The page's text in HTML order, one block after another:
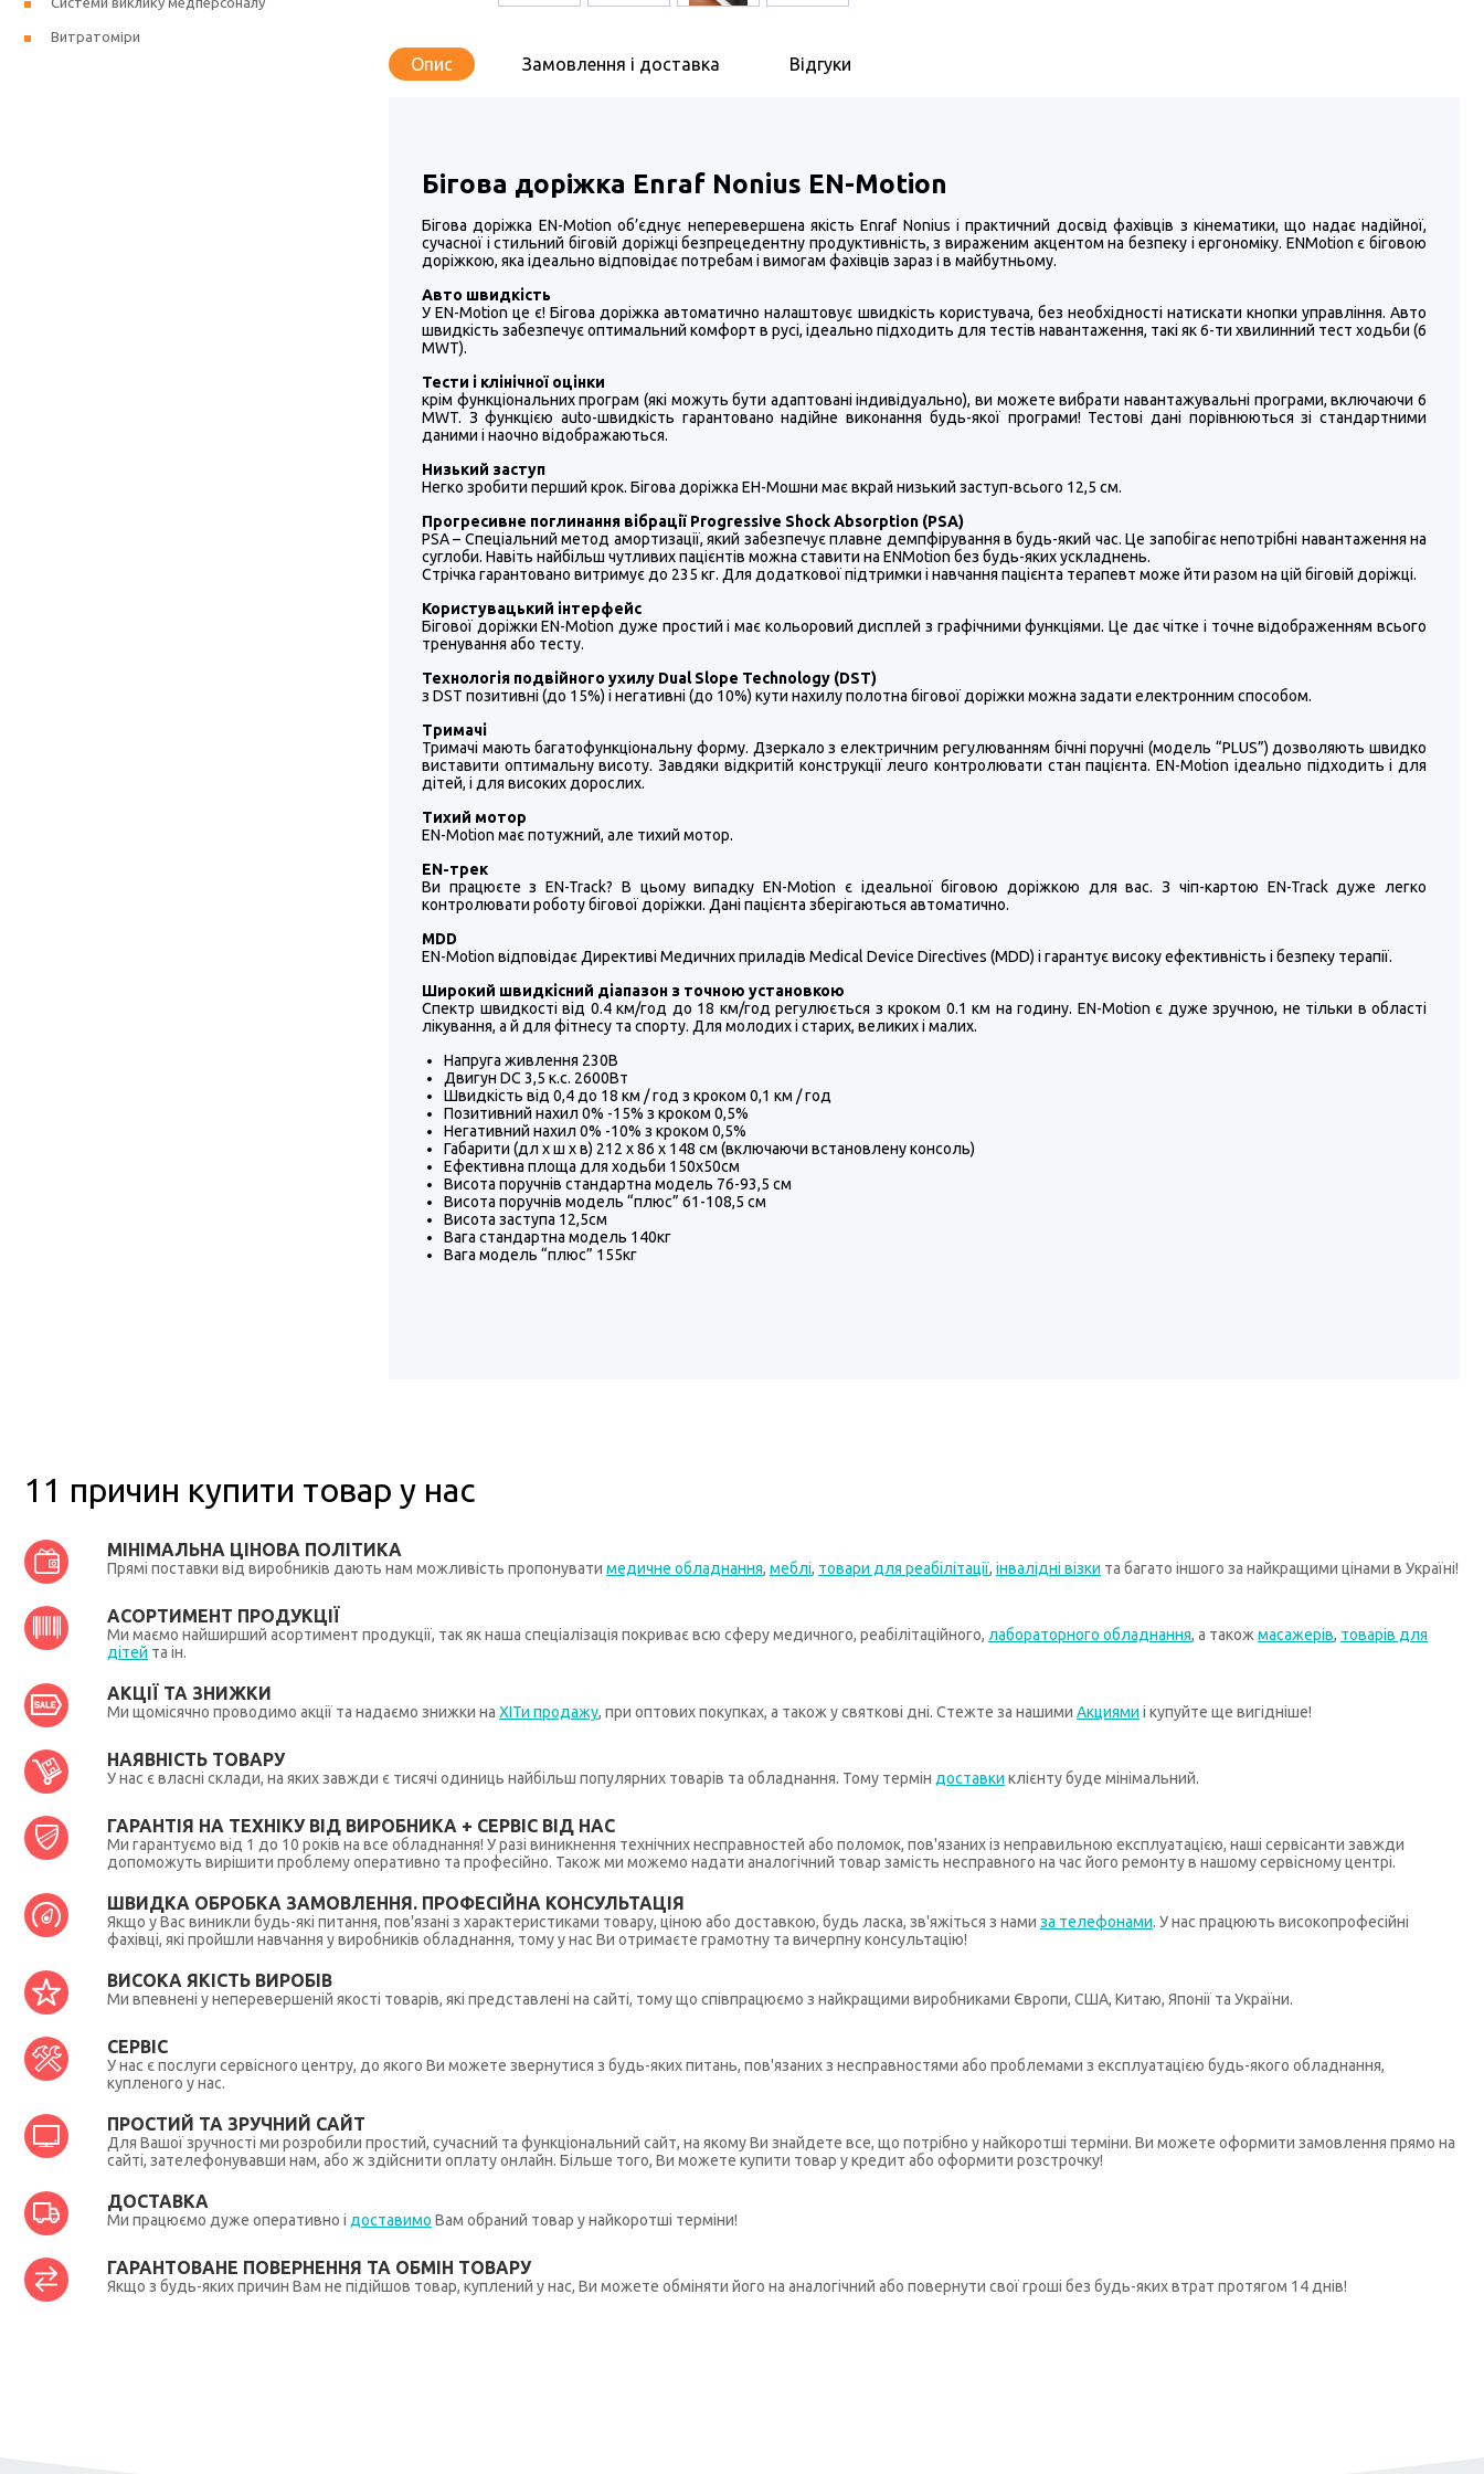
Опис Замовлення і доставка Відгуки
Бігова доріжка Enraf Nonius EN-Motion
Бігова доріжка EN-Motion об’єднує неперевершена якість Enraf ​​Nonius і практичний досвід фахівців з кінематики, що надає надійної,
сучасної і стильний біговій доріжці безпрецедентну продуктивність, з вираженим акцентом на безпеку і ергономіку. ENMotion є біговою
доріжкою, яка ідеально відповідає потребам і вимогам фахівців зараз і в майбутньому.
Авто швидкість
У EN-Motion це є! Бігова доріжка автоматично налаштовує швидкість користувача, без необхідності натискати кнопки управління. Авто
швидкість забезпечує оптимальний комфорт в русі, ідеально підходить для тестів навантаження, такі як 6-ти хвилинний тест ходьби (6
MWT).
Тести і клінічної оцінки
крім функціональних програм (які можуть бути адаптовані індивідуально), ви можете вибрати навантажувальні програми, включаючи 6
MWT. З функцією auto-швидкість гарантовано надійне виконання будь-якої програми! Тестові дані порівнюються зі стандартними
даними і наочно відображаються.
Низький заступ
Негко зробити перший крок. Бігова доріжка ЕН-Мошни має вкрай низький заступ-всього 12,5 см.
Прогресивне поглинання вібрації Progressive Shock Absorption (PSA)
PSA – Спеціальний метод амортизації, який забезпечує плавне демпфірування в будь-який час. Це запобігає непотрібні навантаження на
суглоби. Навіть найбільш чутливих пацієнтів можна ставити на ENMotion без будь-яких ускладнень.
Стрічка гарантовано витримує до 235 кг. Для додаткової підтримки і навчання пацієнта терапевт може йти разом на цій біговій доріжці.
Користувацький інтерфейс
Бігової доріжки EN-Motion дуже простий і має кольоровий дисплей з графічними функціями. Це дає чітке і точне відображенням всього
тренування або тесту.
Технологія подвійного ухилу Dual Slope Technology (DST)
з DST позитивні (до 15%) і негативні (до 10%) кути нахилу полотна бігової доріжки можна задати електронним способом.
Тримачі
Тримачі мають багатофункціональну форму. Дзеркало з електричним регулюванням бічні поручні (модель “PLUS”) дозволяють швидко
виставити оптимальну висоту. Завдяки відкритій конструкції леurо контролювати стан пацієнта. EN-Motion ідеально підходить і для
дітей, і для високих дорослих.
Тихий мотор
EN-Motion має потужний, але тихий мотор.
EN-трек
Ви працюєте з EN-Track? В цьому випадку EN-Motion є ідеальної біговою доріжкою для вас. З чіп-картою EN-Track дуже легко
контролювати роботу бігової доріжки. Дані пацієнта зберігаються автоматично.
MDD
EN-Motion відповідає Директиві Медичних приладів Medical Device Directives (MDD) і гарантує високу ефективність і безпеку терапії.
Широкий швидкісний діапазон з точною установкою
Спектр швидкості від 0.4 км/год до 18 км/год регулюється з кроком 0.1 км на годину. EN-Motion є дуже зручною, не тільки в області
лікування, а й для фітнесу та спорту. Для молодих і старих, великих і малих.
Напруга живлення 230В
Двигун DC 3,5 к.с. 2600Вт
Швидкість від 0,4 до 18 км / год з кроком 0,1 км / год
Позитивний нахил 0% -15% з кроком 0,5%
Негативний нахил 0% -10% з кроком 0,5%
Габарити (дл х ш х в) 212 х 86 х 148 см (включаючи встановлену консоль)
Ефективна площа для ходьби 150х50см
Висота поручнів стандартна модель 76-93,5 см
Висота поручнів модель “плюс” 61-108,5 см
Висота заступа 12,5см
Вага стандартна модель 140кг
Вага модель “плюс” 155кг
Витратоміри
11 причин купити товар у нас
МІНІМАЛЬНА ЦІНОВА ПОЛІТИКА
Прямі поставки від виробників дають нам можливість пропонувати медичне обладнання, меблі, товари для реабілітації, інвалідні візки та багато іншого за найкращими цінами в Україні!
АСОРТИМЕНТ ПРОДУКЦІЇ
Ми маємо найширший асортимент продукції, так як наша спеціалізація покриває всю сферу медичного, реабілітаційного, лабораторного обладнання, а також масажерів, товарів для
дітей та ін.
АКЦІЇ ТА ЗНИЖКИ
Ми щомісячно проводимо акції та надаємо знижки на ХІТи продажу, при оптових покупках, а також у святкові дні. Стежте за нашими Акциями і купуйте ще вигідніше!
НАЯВНІСТЬ ТОВАРУ
У нас є власні склади, на яких завжди є тисячі одиниць найбільш популярних товарів та обладнання. Тому термін доставки клієнту буде мінімальний.
ГАРАНТІЯ НА ТЕХНІКУ ВІД ВИРОБНИКА + СЕРВІС ВІД НАС
Ми гарантуємо від 1 до 10 років на все обладнання! У разі виникнення технічних несправностей або поломок, пов'язаних із неправильною експлуатацією, наші сервісанти завжди
допоможуть вирішити проблему оперативно та професійно. Також ми можемо надати аналогічний товар замість несправного на час його ремонту в нашому сервісному центрі.
ШВИДКА ОБРОБКА ЗАМОВЛЕННЯ. ПРОФЕСІЙНА КОНСУЛЬТАЦІЯ
Якщо у Вас виникли будь-які питання, пов'язані з характеристиками товару, ціною або доставкою, будь ласка, зв'яжіться з нами за телефонами. У нас працюють високопрофесійні
фахівці, які пройшли навчання у виробників обладнання, тому у нас Ви отримаєте грамотну та вичерпну консультацію!
ВИСОКА ЯКІСТЬ ВИРОБІВ
Ми впевнені у неперевершеній якості товарів, які представлені на сайті, тому що співпрацюємо з найкращими виробниками Європи, США, Китаю, Японії та України.
СЕРВІС
У нас є послуги сервісного центру, до якого Ви можете звернутися з будь-яких питань, пов'язаних з несправностями або проблемами з експлуатацією будь-якого обладнання,
купленого у нас.
ПРОСТИЙ ТА ЗРУЧНИЙ САЙТ
Для Вашої зручності ми розробили простий, сучасний та функціональний сайт, на якому Ви знайдете все, що потрібно у найкоротші терміни. Ви можете оформити замовлення прямо на
сайті, зателефонувавши нам, або ж здійснити оплату онлайн. Більше того, Ви можете купити товар у кредит або оформити розстрочку!
ДОСТАВКА
Ми працюємо дуже оперативно і доставимо Вам обраний товар у найкоротші терміни!
ГАРАНТОВАНЕ ПОВЕРНЕННЯ ТА ОБМІН ТОВАРУ
Якщо з будь-яких причин Вам не підійшов товар, куплений у нас, Ви можете обміняти його на аналогічний або повернути свої гроші без будь-яких втрат протягом 14 днів!